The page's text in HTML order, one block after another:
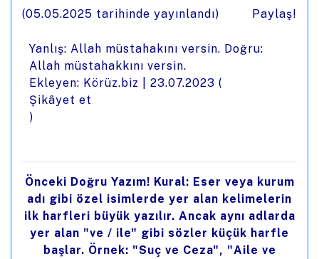
(05.05.2025 tarihinde yayınlandı) Paylaş!
Yanlış: Allah müstahakını versin. Doğru:
Allah müstahakkını versin.
Ekleyen: Körüz.biz | 23.07.2023 (
Şikâyet et
)
Önceki Doğru Yazım! Kural: Eser veya kurum
adı gibi özel isimlerde yer alan kelimelerin
ilk harfleri büyük yazılır. Ancak aynı adlarda
yer alan "ve / ile" gibi sözler küçük harfle
başlar. Örnek: "Suç ve Ceza", "Aile ve